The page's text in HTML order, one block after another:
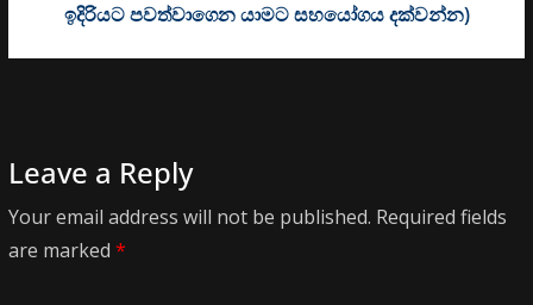
ඉදිරියට පවත්වාගෙන යාමට සහයෝගය දක්වන්න)
Leave a Reply
Your email address will not be published. Required fields
are marked *